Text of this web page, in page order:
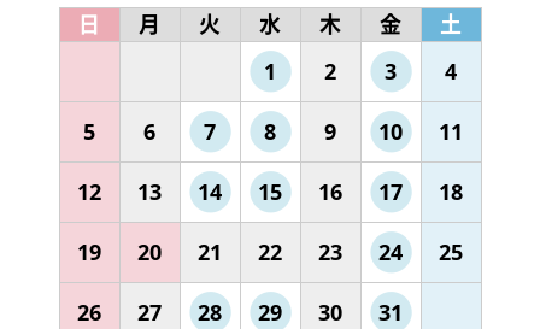
日 月 火 水 木 金
土
1
2 3 4
5 6 7 8 9 10 11
12 13 14 15 16 17 18
19 20 21 22 23 24 25
26 27 28 29 30 31